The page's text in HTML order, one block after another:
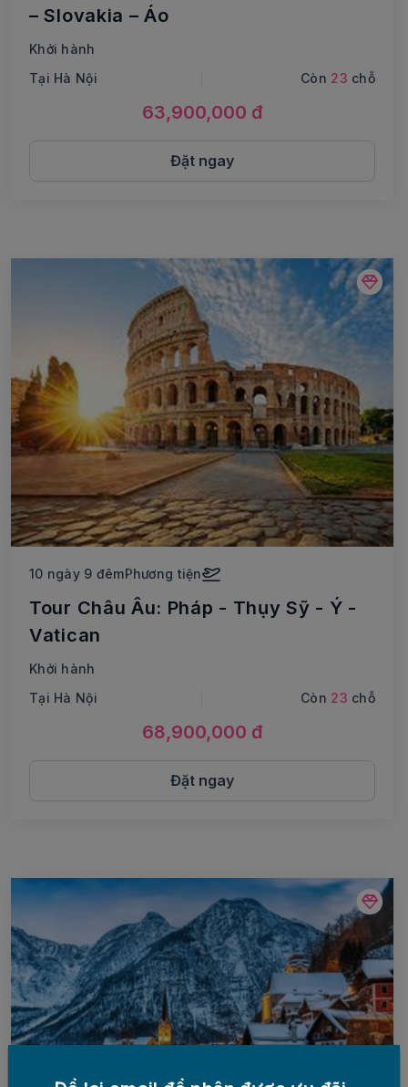
– Slovakia – Áo
Khởi hành
Tại Hà Nội
Còn 23 chỗ
63,900,000 đ
Đặt ngay
10 ngày 9 đêmPhương tiện
Tour Châu Âu: Pháp - Thụy Sỹ - Ý -
Vatican
Khởi hành
Tại Hà Nội
Còn 23 chỗ
68,900,000 đ
Đặt ngay